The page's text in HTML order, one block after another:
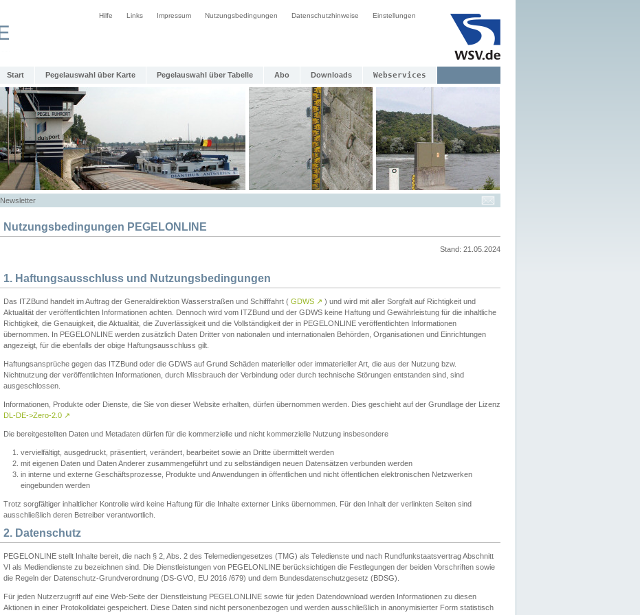
Hilfe Links Impressum Nutzungsbedingungen Datenschutzhinweise Einstellungen
Start Pegelauswahl über Karte Pegelauswahl über Tabelle Abo Downloads Webservices
Newsletter
Nutzungsbedingungen PEGELONLINE
Stand: 21.05.2024
1. Haftungsausschluss und Nutzungsbedingungen
Das ITZBund handelt im Auftrag der Generaldirektion Wasserstraßen und Schifffahrt ( GDWS ↗ ) und wird mit aller Sorgfalt auf Richtigkeit und
Aktualität der veröffentlichten Informationen achten. Dennoch wird vom ITZBund und der GDWS keine Haftung und Gewährleistung für die inhaltliche
Richtigkeit, die Genauigkeit, die Aktualität, die Zuverlässigkeit und die Vollständigkeit der in PEGELONLINE veröffentlichten Informationen
übernommen. In PEGELONLINE werden zusätzlich Daten Dritter von nationalen und internationalen Behörden, Organisationen und Einrichtungen
angezeigt, für die ebenfalls der obige Haftungsausschluss gilt.
Haftungsansprüche gegen das ITZBund oder die GDWS auf Grund Schäden materieller oder immaterieller Art, die aus der Nutzung bzw.
Nichtnutzung der veröffentlichten Informationen, durch Missbrauch der Verbindung oder durch technische Störungen entstanden sind, sind
ausgeschlossen.
Informationen, Produkte oder Dienste, die Sie von dieser Website erhalten, dürfen übernommen werden. Dies geschieht auf der Grundlage der Lizenz
DL-DE->Zero-2.0 ↗
Die bereitgestellten Daten und Metadaten dürfen für die kommerzielle und nicht kommerzielle Nutzung insbesondere
vervielfältigt, ausgedruckt, präsentiert, verändert, bearbeitet sowie an Dritte übermittelt werden
mit eigenen Daten und Daten Anderer zusammengeführt und zu selbständigen neuen Datensätzen verbunden werden
in interne und externe Geschäftsprozesse, Produkte und Anwendungen in öffentlichen und nicht öffentlichen elektronischen Netzwerken
eingebunden werden
Trotz sorgfältiger inhaltlicher Kontrolle wird keine Haftung für die Inhalte externer Links übernommen. Für den Inhalt der verlinkten Seiten sind
ausschließlich deren Betreiber verantwortlich.
2. Datenschutz
PEGELONLINE stellt Inhalte bereit, die nach § 2, Abs. 2 des Telemediengesetzes (TMG) als Teledienste und nach Rundfunkstaatsvertrag Abschnitt
VI als Mediendienste zu bezeichnen sind. Die Dienstleistungen von PEGELONLINE berücksichtigen die Festlegungen der beiden Vorschriften sowie
die Regeln der Datenschutz-Grundverordnung (DS-GVO, EU 2016 /679) und dem Bundesdatenschutzgesetz (BDSG).
Für jeden Nutzerzugriff auf eine Web-Seite der Dienstleistung PEGELONLINE sowie für jeden Datendownload werden Informationen zu diesen
Aktionen in einer Protokolldatei gespeichert. Diese Daten sind nicht personenbezogen und werden ausschließlich in anonymisierter Form statistisch